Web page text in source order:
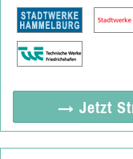
→ Jetzt